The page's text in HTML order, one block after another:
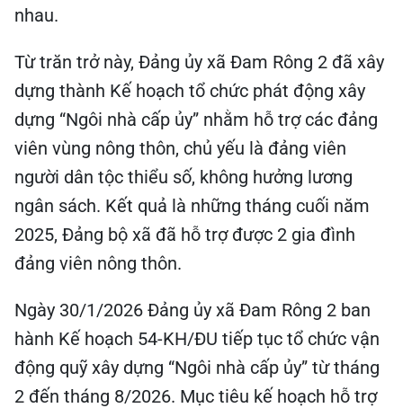
nhau.
Từ trăn trở này, Đảng ủy xã Đam Rông 2 đã xây
dựng thành Kế hoạch tổ chức phát động xây
dựng “Ngôi nhà cấp ủy” nhằm hỗ trợ các đảng
viên vùng nông thôn, chủ yếu là đảng viên
người dân tộc thiểu số, không hưởng lương
ngân sách. Kết quả là những tháng cuối năm
2025, Đảng bộ xã đã hỗ trợ được 2 gia đình
đảng viên nông thôn.
Ngày 30/1/2026 Đảng ủy xã Đam Rông 2 ban
hành Kế hoạch 54-KH/ĐU tiếp tục tổ chức vận
động quỹ xây dựng “Ngôi nhà cấp ủy” từ tháng
2 đến tháng 8/2026. Mục tiêu kế hoạch hỗ trợ